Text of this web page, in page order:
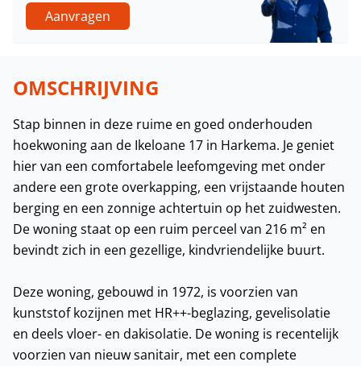
Aanvragen
OMSCHRIJVING
Stap binnen in deze ruime en goed onderhouden
hoekwoning aan de Ikeloane 17 in Harkema. Je geniet
hier van een comfortabele leefomgeving met onder
andere een grote overkapping, een vrijstaande houten
berging en een zonnige achtertuin op het zuidwesten.
De woning staat op een ruim perceel van 216 m² en
bevindt zich in een gezellige, kindvriendelijke buurt.
Deze woning, gebouwd in 1972, is voorzien van
kunststof kozijnen met HR++-beglazing, gevelisolatie
en deels vloer- en dakisolatie. De woning is recentelijk
voorzien van nieuw sanitair, met een complete